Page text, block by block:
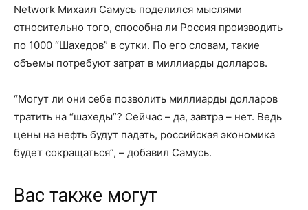
Network Михаил Самусь поделился мыслями
относительно того, способна ли Россия производить
по 1000 “Шахедов” в сутки. По его словам, такие
объемы потребуют затрат в миллиарды долларов.
“Могут ли они себе позволить миллиарды долларов
тратить на “шахеды”? Сейчас – да, завтра – нет. Ведь
цены на нефть будут падать, российская экономика
будет сокращаться”, – добавил Самусь.
Вас также могут